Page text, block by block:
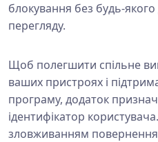
блокування без будь-
перегляду.
Щоб полегшити спільне
ваших пристроях і
програму, додаток
ідентифікатор
зловживанням